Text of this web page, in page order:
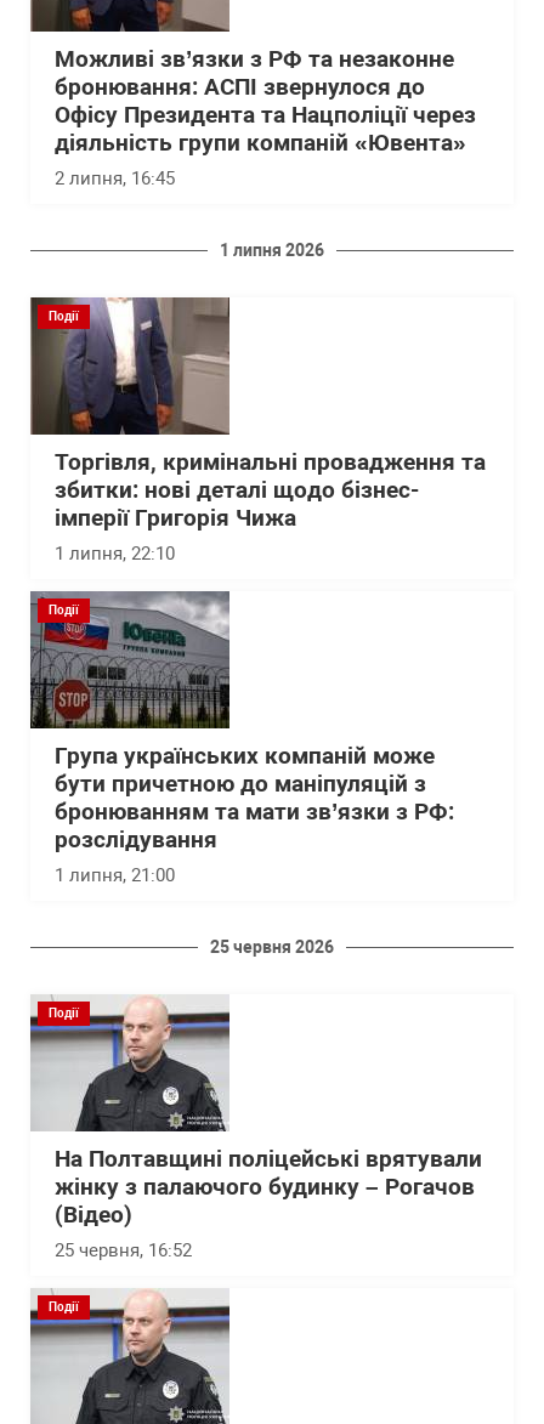
Можливі зв’язки з РФ та незаконне
бронювання: АСПІ звернулося до
Офісу Президента та Нацполіції через
діяльність групи компаній «Ювента»
2 липня, 16:45
1 липня 2026
Події
Торгівля, кримінальні провадження та
збитки: нові деталі щодо бізнес-
імперії Григорія Чижа
1 липня, 22:10
Події
Група українських компаній може
бути причетною до маніпуляцій з
бронюванням та мати зв’язки з РФ:
розслідування
1 липня, 21:00
25 червня 2026
Події
На Полтавщині поліцейські врятували
жінку з палаючого будинку – Рогачов
(Відео)
25 червня, 16:52
Події